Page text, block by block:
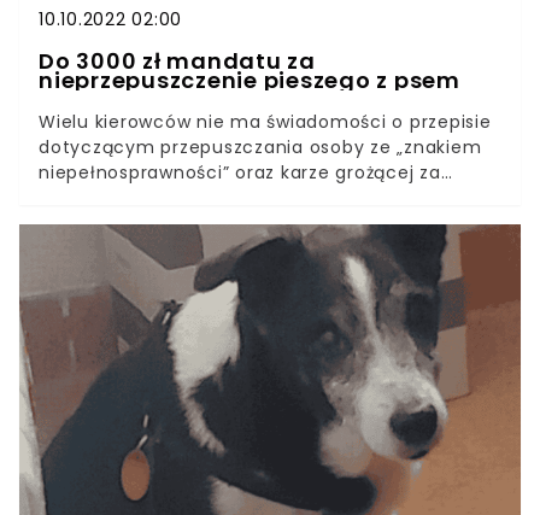
10.10.2022 02:00
Do 3000 zł mandatu za
nieprzepuszczenie pieszego z psem
Wielu kierowców nie ma świadomości o przepisie
dotyczącym przepuszczania osoby ze „znakiem
niepełnosprawności” oraz karze grożącej za
Nakładana grzywna może nam skutecznie
opróżnić portfel, dlatego należy zwracać
szczególną uwagę na osoby z psami
przewodnikami. Wyjaśniamy, jak ustrzec się
błędów. Kończący się rok obfitował w wiele
zmian. Wraz z 1 stycznia 2022 r. kierowcy
doczekali się istnej rewolucji w kodeksie
drogowym. W życie weszły nowe przepisy, które
m.in. podwyższają maksymalną wysokość
grzywny, jaką może nałożyć sąd oraz zwiększają
wysokość mandatów, jakie nałożyć może
policjant.